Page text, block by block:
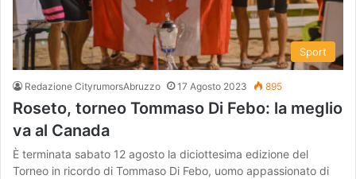
Sport
Redazione CityrumorsAbruzzo 17 Agosto 2023 895
Roseto, torneo Tommaso Di Febo: la meglio
va al Canada
È terminata sabato 12 agosto la diciottesima edizione del
Torneo in ricordo di Tommaso Di Febo, uomo appassionato di